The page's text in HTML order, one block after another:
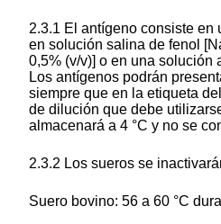
2.3.1 El antígeno consiste en
en solución salina de fenol
0,5% (v/v)] o en una solución
Los antígenos podrán
siempre que en la etiqueta
de dilución que debe
almacenará a 4 °C y no se
2.3.2 Los sueros se
Suero bovino: 56 a 60 °C